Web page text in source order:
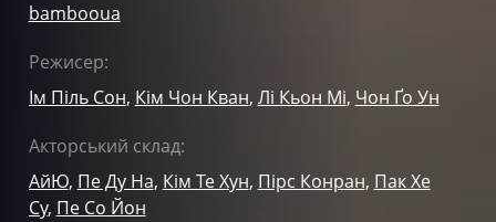
bambooua
Режисер:
Ім Піль Сон, Кім Чон Кван, Лі Кьон Мі, Чон Ґо Ун
Акторський склад:
АйЮ, Пе Ду На, Кім Те Хун, Пірс Конран, Пак Хе
Су, Пе Со Йон